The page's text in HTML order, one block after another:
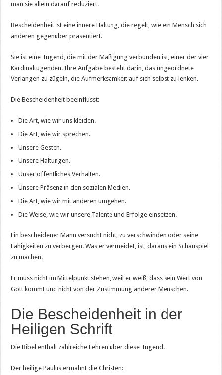
man sie allein darauf reduziert.
Bescheidenheit ist eine innere Haltung, die regelt, wie ein Mensch sich
anderen gegenüber präsentiert.
Sie ist eine Tugend, die mit der Mäßigung verbunden ist, einer der vier
Kardinaltugenden. Ihre Aufgabe besteht darin, das ungeordnete
Verlangen zu zügeln, die Aufmerksamkeit auf sich selbst zu lenken.
Die Bescheidenheit beeinflusst:
Die Art, wie wir uns kleiden.
Die Art, wie wir sprechen.
Unsere Gesten.
Unsere Haltungen.
Unser öffentliches Verhalten.
Unsere Präsenz in den sozialen Medien.
Die Art, wie wir mit anderen umgehen.
Die Weise, wie wir unsere Talente und Erfolge einsetzen.
Ein bescheidener Mann versucht nicht, zu verschwinden oder seine
Fähigkeiten zu verbergen. Was er vermeidet, ist, daraus ein Schauspiel
zu machen.
Er muss nicht im Mittelpunkt stehen, weil er weiß, dass sein Wert von
Gott kommt und nicht von der Zustimmung anderer Menschen.
Die Bescheidenheit in der
Heiligen Schrift
Die Bibel enthält zahlreiche Lehren über diese Tugend.
Der heilige Paulus ermahnt die Christen: